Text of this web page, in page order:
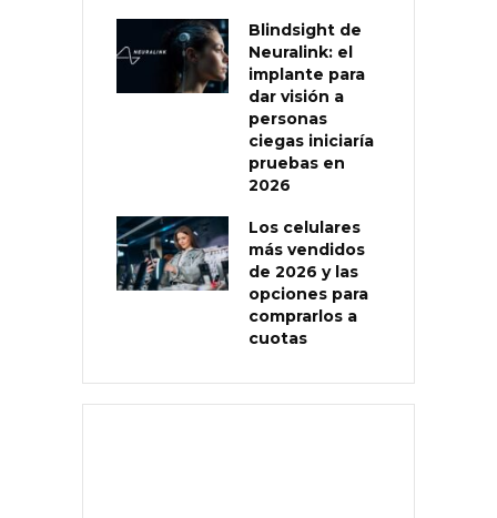
Blindsight de
Neuralink: el
implante para
dar visión a
personas
ciegas iniciaría
pruebas en
2026
Los celulares
más vendidos
de 2026 y las
opciones para
comprarlos a
cuotas